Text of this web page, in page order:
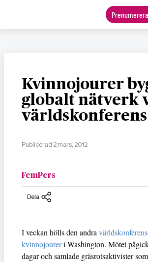
Prenumerera
Kvinnojourer
globalt nätverk
världskonferens
Publicerad 2 mars, 2012
FemPers
Dela
I veckan hölls den andra
kvinnojoureri Washington. Mötet
dagar och samlade gräsrotsaktivister